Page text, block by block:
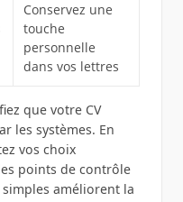
Conservez une
touche
personnelle
dans vos lettres
que votre CV
les systèmes. En
vos choix
points de contrôle
améliorent la